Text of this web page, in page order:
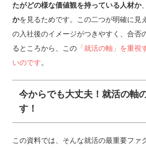
たがどの様な価値観を持っている人材か
かを見るためです。この二つが明確に見
の入社後のイメージがつきやすく、合否
るところから、この 「就活の軸」を重
いのです。
今からでも大丈夫！就活の軸
す！
この資料では、そんな就活の最重要ファ